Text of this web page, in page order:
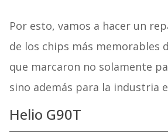
Por esto, vamos a hacer un
de los chips más memorables
que marcaron no solamente
sino además para la industria
Helio G90T